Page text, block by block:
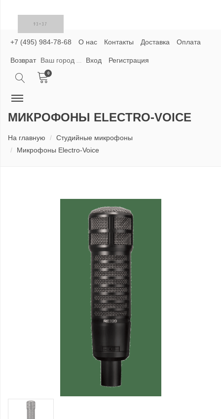
+7 (495) 984-78-68 О нас Контакты Доставка Оплата
Возврат Ваш город Вход Регистрация
0
МИКРОФОНЫ ELECTRO-VOICE
На главную
Студийные микрофоны
Микрофоны Electro-Voice